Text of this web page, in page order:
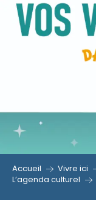
Accueil Vivre ici
L’agenda culturel
Vos vendredis